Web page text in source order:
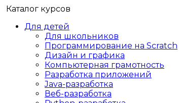
Каталог курсов
Для детей
Для школьников
Программирование на Scratch
Дизайн и графика
Компьютерная грамотность
Разработка приложений
Java-разработка
Веб-разработка